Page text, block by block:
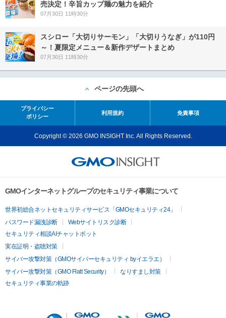
売決定！辛旨カップ麺の魅力を紹介
07月30日 11時30分
スシロー「大切りサーモン」「大切りうなぎ」が110円
～！夏限定メニュー＆新作デザートまとめ
07月30日 11時30分
ページの先頭へ
プライバシー
ポリシー
利用規約 免責事項
Copyright © 2026 GMO INSIGHT Inc. All Rights Reserved.
GMOインターネットグループのセキュリティ事業について
世界初総合ネットセキュリティサービス「GMOセキュリティ24」
パスワード漏洩診断
Webサイトリスク診断
セキュリティ相談AIチャットボット
実在証明・盗聴対策
サイバー攻撃対策（GMOサイバーセキュリティ byイエラエ）
サイバー攻撃対策（GMO Flatt Security）
なりすまし対策
セキュリティ事業の軌跡